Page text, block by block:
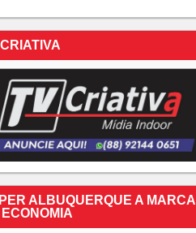
ALBUQUERQUE A MARCA
ECONOMIA